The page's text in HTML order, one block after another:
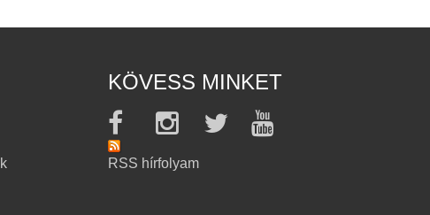
KÖVESS MINKET
RSS hírfolyam